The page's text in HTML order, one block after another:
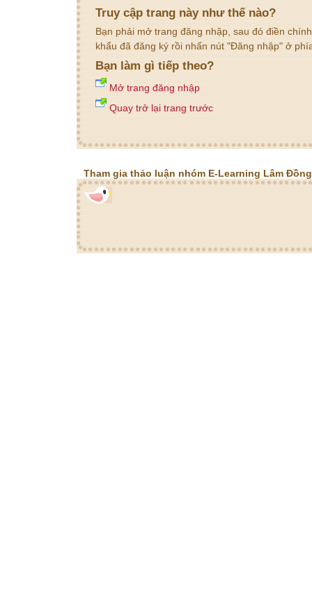
Truy cập trang này như thế nào?
Bạn phải mở trang đăng nhập, sau đó điền
khẩu đã đăng ký rồi nhấn nút "Đăng nhập" ở
Bạn làm gì tiếp theo?
Mở trang đăng nhập
Quay trở lại trang trước
Tham gia thảo luận nhóm E-Learning Lâm Đồng